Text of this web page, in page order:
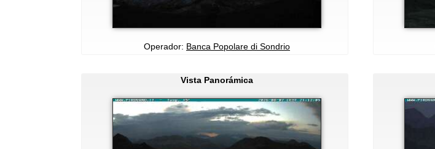
Operador: Banca Popolare di Sondrio
Vista Panorámica